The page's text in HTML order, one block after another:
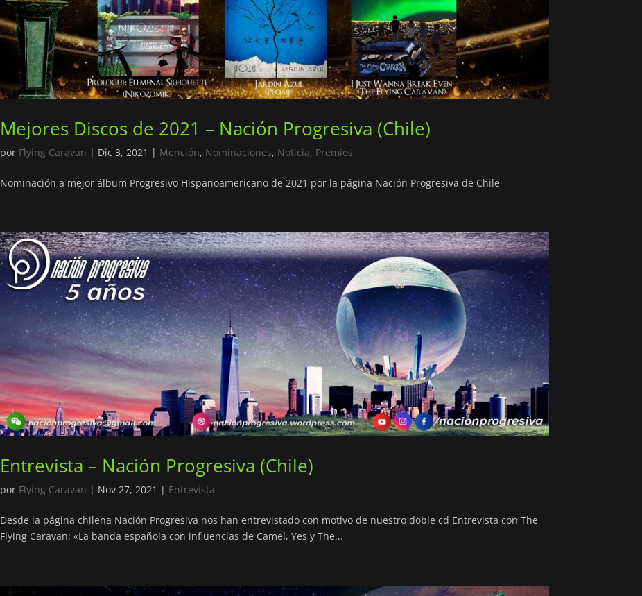
Mejores Discos de 2021 – Nación Progresiva (Chile)
por Flying Caravan | Dic 3, 2021 | Mención, Nominaciones, Noticia, Premios
Nominación a mejor álbum Progresivo Hispanoamericano de 2021 por la página Nación Progresiva de Chile
Entrevista – Nación Progresiva (Chile)
por Flying Caravan | Nov 27, 2021 | Entrevista
Desde la página chilena Nación Progresiva nos han entrevistado con motivo de nuestro doble cd Entrevista con The
Flying Caravan: «La banda española con influencias de Camel, Yes y The...